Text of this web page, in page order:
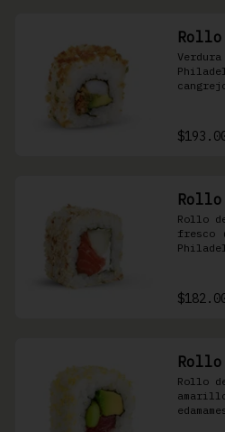
Rollo
Rollo
fresco
Rollo